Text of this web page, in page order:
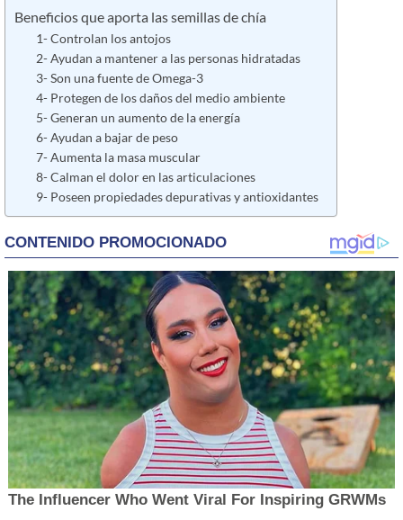
Beneficios que aporta las semillas de chía
1- Controlan los antojos
2- Ayudan a mantener a las personas hidratadas
3- Son una fuente de Omega-3
4- Protegen de los daños del medio ambiente
5- Generan un aumento de la energía
6- Ayudan a bajar de peso
7- Aumenta la masa muscular
8- Calman el dolor en las articulaciones
9- Poseen propiedades depurativas y antioxidantes